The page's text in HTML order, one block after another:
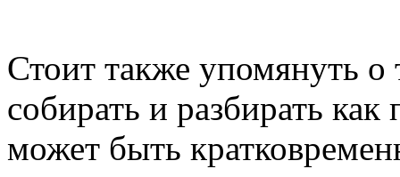
Стоит также упомянуть
собирать и разбирать
может быть